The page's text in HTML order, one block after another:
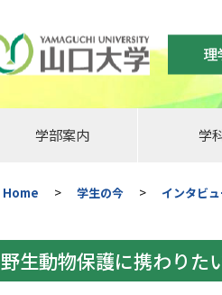
理
学部案内 学
Home > 学生の今 > インタビ
野生動物保護に携わりた